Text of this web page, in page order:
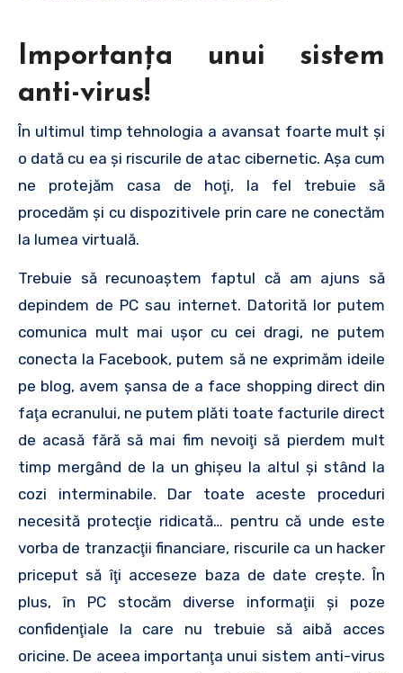
Importanţa unui sistem
anti-virus!
În ultimul timp tehnologia a avansat foarte mult şi
o dată cu ea şi riscurile de atac cibernetic. Aşa cum
ne protejăm casa de hoţi, la fel trebuie să
procedăm şi cu dispozitivele prin care ne conectăm
la lumea virtuală.
Trebuie să recunoaştem faptul că am ajuns să
depindem de PC sau internet. Datorită lor putem
comunica mult mai uşor cu cei dragi, ne putem
conecta la Facebook, putem să ne exprimăm ideile
pe blog, avem şansa de a face shopping direct din
faţa ecranului, ne putem plăti toate facturile direct
de acasă fără să mai fim nevoiţi să pierdem mult
timp mergând de la un ghişeu la altul şi stând la
cozi interminabile. Dar toate aceste proceduri
necesită protecţie ridicată… pentru că unde este
vorba de tranzacţii financiare, riscurile ca un hacker
priceput să îţi acceseze baza de date creşte. În
plus, în PC stocăm diverse informaţii şi poze
confidenţiale la care nu trebuie să aibă acces
oricine. De aceea importanţa unui sistem anti-virus